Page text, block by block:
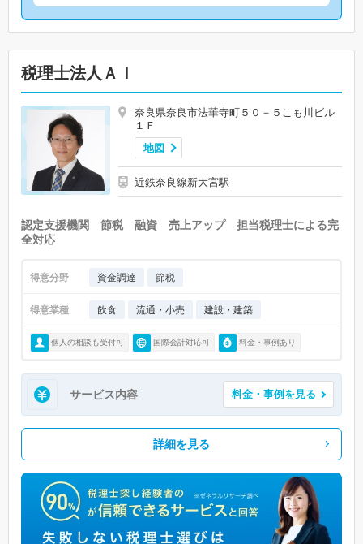
税理士法人ＡＩ
奈良県奈良市法華寺町５０－５こも川ビル
１Ｆ
地図
近鉄奈良線新大宮駅
認定支援機関 節税 融資 売上アップ 担当税理士による完
全対応
得意分野 資金調達 節税
得意業種 飲食 流通・小売 建設・建築
個人の相談も受付可 国際会計対応可 料金・事例あり
サービス内容 料金・事例を見る
詳細を見る